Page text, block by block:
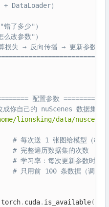
DataLoader）
了多少"）
改参数"）
失 → 反向传播 → 更新参数
配置参数
成你自己的 nuScenes 数据集路
lionsking/data/
# 每次送 1 张图给模型（
# 完整遍历数据集的次数
# 学习率：每次更新参数时的
# 只用前 100 条数据（调试用
torch. cuda. is_available(